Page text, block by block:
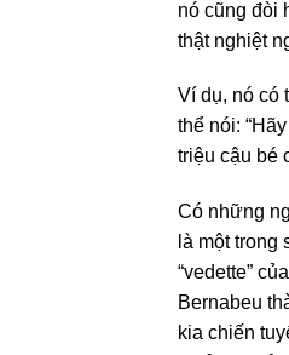
nó cũng đòi
thật nghiệt
Ví dụ, nó có
thể nói:
triệu cậu bé
Có những
là một
“vedette”
Bernabeu
kia chiến